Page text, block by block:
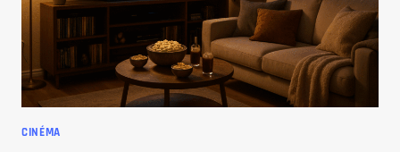
PERSPECTIVES
CINÉMA